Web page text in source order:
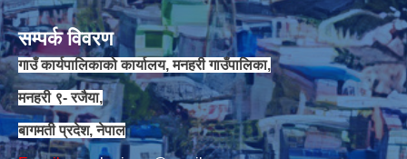
सम्पर्क विवरण
गाउँ कार्यपालिकाको कार्यालय, मनहरी गाउँपालिका,
मनहरी ९- रजैया,
बागमती प्रदेश, नेपाल